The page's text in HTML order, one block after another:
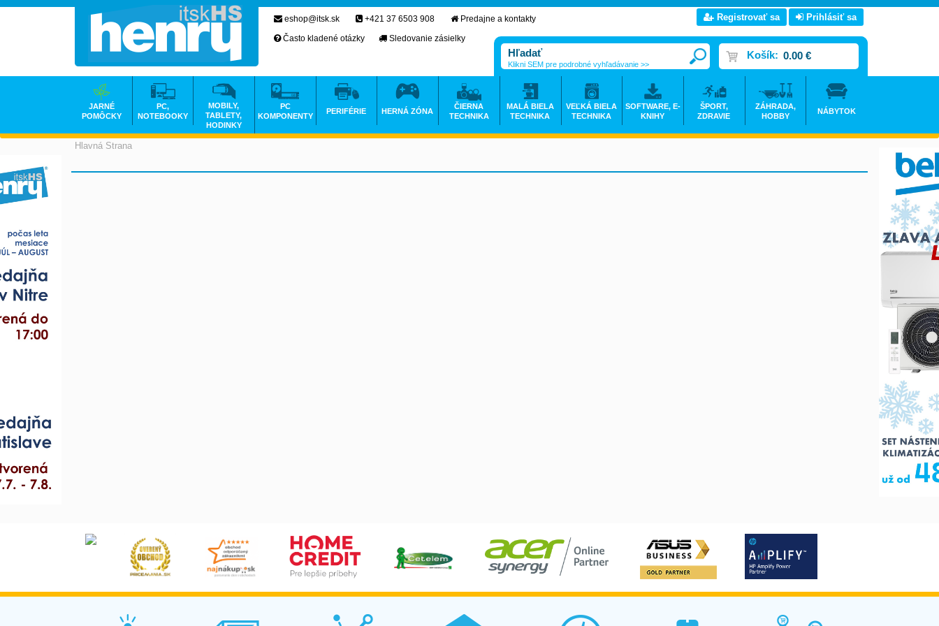
Hlavná Strana
eshop@itsk.sk +421 37 6503 908
Predajne a kontakty
Často kladené otázky
Sledovanie zásielky
Registrovať sa Prihlásiť sa
Košík: 0.00 €
Klikni SEM pre podrobné vyhľadávanie >>
JARNÉ
POMÔCKY
PC,
NOTEBOOKY
MOBILY,
TABLETY,
HODINKY
PC
KOMPONENTY
PERIFÉRIE HERNÁ ZÓNA
ČIERNA
TECHNIKA
MALÁ BIELA
TECHNIKA
VEĽKÁ BIELA
TECHNIKA
SOFTWARE, E-
KNIHY
ŠPORT,
ZDRAVIE
ZÁHRADA,
HOBBY
NÁBYTOK